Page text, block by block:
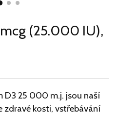
(25.000 IU),
D3 25 000 m.j. jsou naší
zdravé kosti, vstřebávání